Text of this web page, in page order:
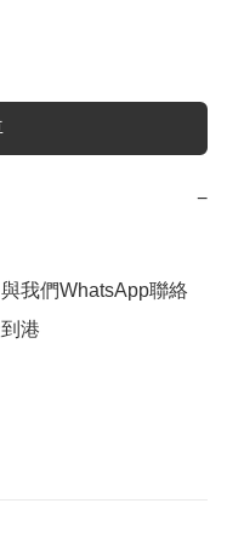
−
我們WhatsApp聯絡
港